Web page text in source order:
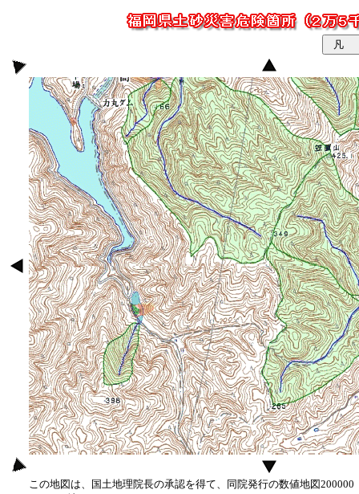
この地図は、国土地理院長の承認を得て、同院発行の数値地図